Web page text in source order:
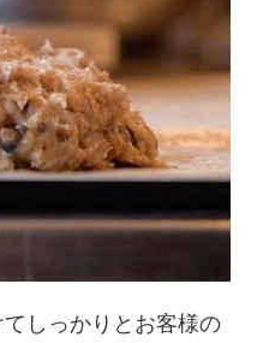
しっかりとお客様の